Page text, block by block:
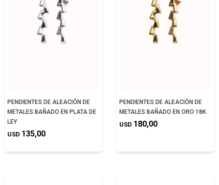
PENDIENTES DE ALEACIÓN DE
METALES BAÑADO EN PLATA DE
LEY
USD 135,00
PENDIENTES DE ALEACIÓN DE
METALES BAÑADO EN ORO 18K
USD 180,00